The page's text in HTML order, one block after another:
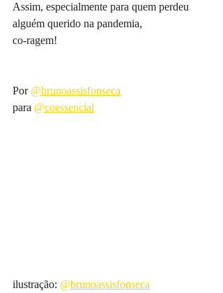
Assim, especialmente para quem perdeu
alguém querido na pandemia,
co-ragem!
Por @brunoassisfonseca
para @coessencial
ilustração: @brunoassisfonseca